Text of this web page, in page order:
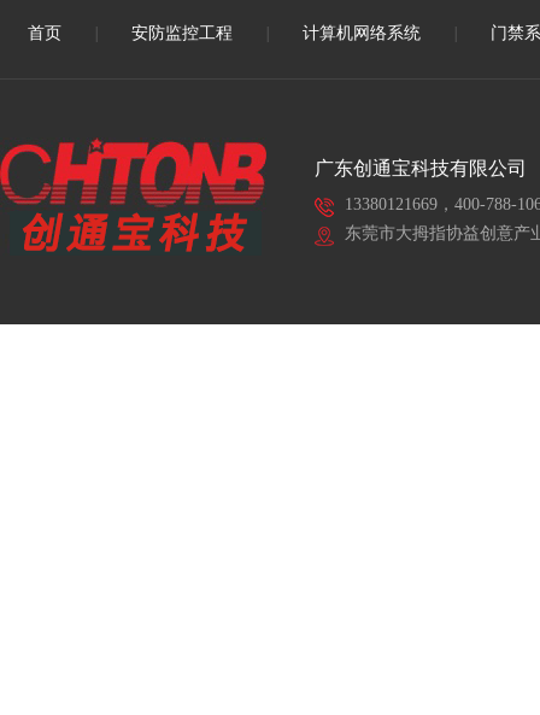
首页 安防监控工程 计算机网络系统 门禁
广东创通宝科技有限公司
13380121669，400-788-
东莞市大拇指协益创意产